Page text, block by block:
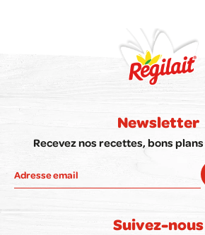
Newsletter
Recevez nos recettes, bons
Suivez-nous